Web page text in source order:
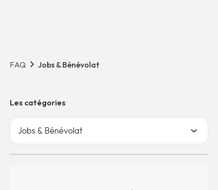
FAQ Jobs & Bénévolat
Les catégories
Jobs & Bénévolat